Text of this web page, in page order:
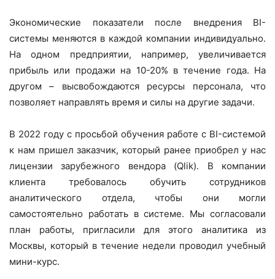
Экономические показатели после внедрения BI-
системы меняются в каждой компании индивидуально.
На одном предприятии, например, увеличивается
прибыль или продажи на 10-20% в течение года. На
другом – высвобождаются ресурсы персонала, что
позволяет направлять время и силы на другие задачи.
В 2022 году с просьбой обучения работе с BI-системой
к нам пришел заказчик, который ранее приобрел у нас
лицензии зарубежного вендора (Qlik). В компании
клиента требовалось обучить сотрудников
аналитического отдела, чтобы они могли
самостоятельно работать в системе. Мы согласовали
план работы, пригласили для этого аналитика из
Москвы, который в течение недели проводил учебный
мини-курс.